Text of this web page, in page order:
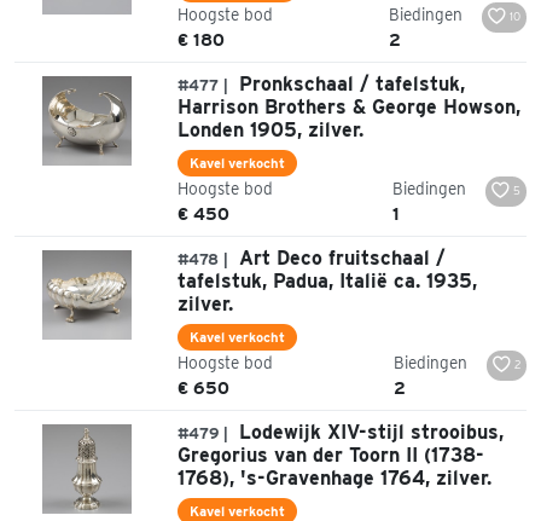
Hoogste bod
€ 180
Biedingen
2
10
#477 |
Pronkschaal / tafelstuk,
Harrison Brothers & George Howson,
Londen 1905, zilver.
Kavel verkocht
Hoogste bod
€ 450
Biedingen
1
5
#478 |
Art Deco fruitschaal /
tafelstuk, Padua, Italië ca. 1935,
zilver.
Kavel verkocht
Hoogste bod
€ 650
Biedingen
2
2
#479 |
Lodewijk XIV-stijl strooibus,
Gregorius van der Toorn II (1738-
1768), 's-Gravenhage 1764, zilver.
Kavel verkocht